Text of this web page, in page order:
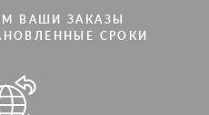
ВАШИ ЗАКАЗЫ
СРОКИ